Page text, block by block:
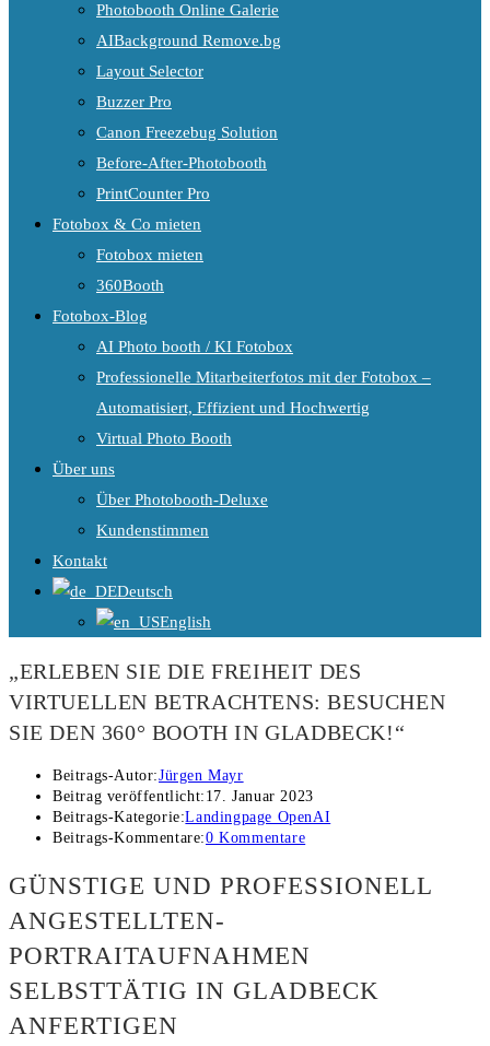
Photobooth Online Galerie
AIBackground Remove.bg
Layout Selector
Buzzer Pro
Canon Freezebug Solution
Before-After-Photobooth
PrintCounter Pro
Fotobox & Co mieten
Fotobox mieten
360Booth
Fotobox-Blog
AI Photo booth / KI Fotobox
Professionelle Mitarbeiterfotos mit der Fotobox –
Automatisiert, Effizient und Hochwertig
Virtual Photo Booth
Über uns
Über Photobooth-Deluxe
Kundenstimmen
Kontakt
Deutsch
English
„ERLEBEN SIE DIE FREIHEIT DES
VIRTUELLEN BETRACHTENS: BESUCHEN
SIE DEN 360° BOOTH IN GLADBECK!“
Beitrags-Autor:Jürgen Mayr
Beitrag veröffentlicht: 17. Januar 2023
Beitrags-Kategorie:Landingpage OpenAI
Beitrags-Kommentare:0 Kommentare
GÜNSTIGE UND PROFESSIONELL
ANGESTELLTEN-
PORTRAITAUFNAHMEN
SELBSTTÄTIG IN GLADBECK
ANFERTIGEN